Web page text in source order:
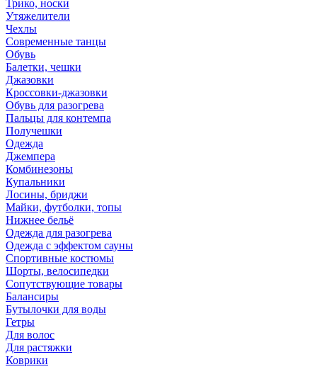
Трико, носки
Утяжелители
Чехлы
Современные танцы
Обувь
Балетки, чешки
Джазовки
Кроссовки-джазовки
Обувь для разогрева
Пальцы для контемпа
Получешки
Одежда
Джемпера
Комбинезоны
Купальники
Лосины, бриджи
Майки, футболки, топы
Нижнее бельё
Одежда для разогрева
Одежда с эффектом сауны
Спортивные костюмы
Шорты, велосипедки
Сопутствующие товары
Балансиры
Бутылочки для воды
Гетры
Для волос
Для растяжки
Коврики